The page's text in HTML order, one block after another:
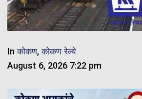
Inकोकण,कोकण रेल्वे
August 6, 2026 7:22 pm